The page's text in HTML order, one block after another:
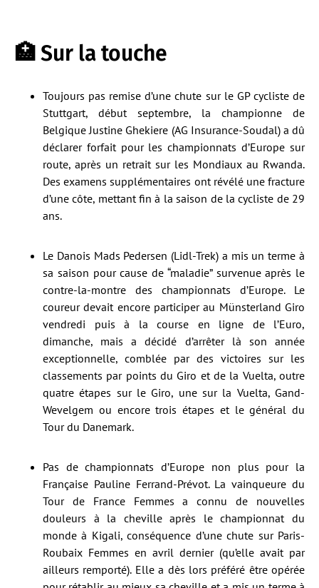
🏥 Sur la touche
Toujours pas remise d’une chute sur le GP cycliste de
Stuttgart, début septembre, la championne de
Belgique Justine Ghekiere (AG Insurance-Soudal) a dû
déclarer forfait pour les championnats d’Europe sur
route, après un retrait sur les Mondiaux au Rwanda.
Des examens supplémentaires ont révélé une fracture
d’une côte, mettant fin à la saison de la cycliste de 29
ans.
Le Danois Mads Pedersen (Lidl-Trek) a mis un terme à
sa saison pour cause de “maladie” survenue après le
contre-la-montre des championnats d’Europe. Le
coureur devait encore participer au Münsterland Giro
vendredi puis à la course en ligne de l’Euro,
dimanche, mais a décidé d’arrêter là son année
exceptionnelle, comblée par des victoires sur les
classements par points du Giro et de la Vuelta, outre
quatre étapes sur le Giro, une sur la Vuelta, Gand-
Wevelgem ou encore trois étapes et le général du
Tour du Danemark.
Pas de championnats d’Europe non plus pour la
Française Pauline Ferrand-Prévot. La vainqueure du
Tour de France Femmes a connu de nouvelles
douleurs à la cheville après le championnat du
monde à Kigali, conséquence d’une chute sur Paris-
Roubaix Femmes en avril dernier (qu’elle avait par
ailleurs remporté). Elle a dès lors préféré être opérée